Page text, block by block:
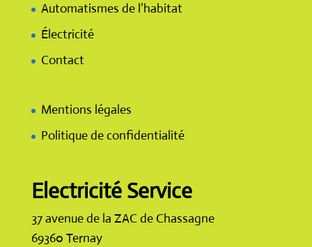
Automatismes de l’habitat
Électricité
Contact
Mentions légales
Politique de confidentialité
Electricité Service
37 avenue de la ZAC de Chassagne
69360 Ternay